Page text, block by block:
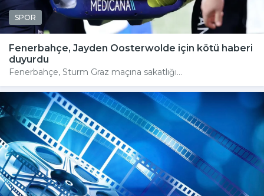
SPOR
Fenerbahçe, Jayden Oosterwolde için kötü haberi
duyurdu
Fenerbahçe, Sturm Graz maçına sakatlığı...